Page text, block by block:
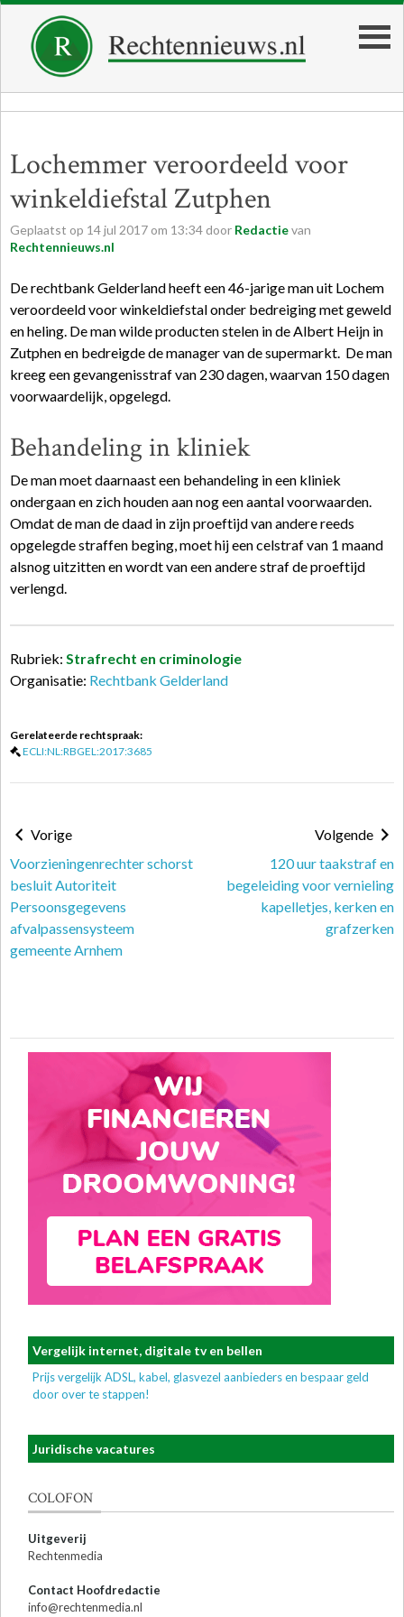
Lochemmer veroordeeld voor
winkeldiefstal Zutphen
Geplaatst op 14jul 2017 om 13:34 door Redactievan
Rechtennieuws.nl
De rechtbank Gelderland heeft een 46-jarige man uit Lochem
veroordeeld voor winkeldiefstal onder bedreiging met geweld
en heling. De man wilde producten stelen in de Albert Heijn in
Zutphen en bedreigde de manager van de supermarkt. De man
kreeg een gevangenisstraf van 230 dagen, waarvan 150 dagen
voorwaardelijk, opgelegd.
Behandeling in kliniek
De man moet daarnaast een behandeling in een kliniek
ondergaan en zich houden aan nog een aantal voorwaarden.
Omdat de man de daad in zijn proeftijd van andere reeds
opgelegde straffen beging, moet hij een celstraf van 1 maand
alsnog uitzitten en wordt van een andere straf de proeftijd
verlengd.
Rubriek: Strafrecht en criminologie
Organisatie: Rechtbank Gelderland
Gerelateerde rechtspraak:
ECLI:NL:RBGEL:2017:3685
Vorige
Voorzieningenrechter schorst
besluit Autoriteit
Persoonsgegevens
afvalpassensysteem
gemeente Arnhem
Volgende
120 uur taakstraf en
begeleiding voor vernieling
kapelletjes, kerken en
grafzerken
Vergelijk internet, digitale tv en bellen
Prijs vergelijk ADSL, kabel, glasvezel aanbieders en bespaar geld
door over te stappen!
Juridische vacatures
COLOFON
Uitgeverij
Rechtenmedia
Contact Hoofdredactie
info@rechtenmedia.nl